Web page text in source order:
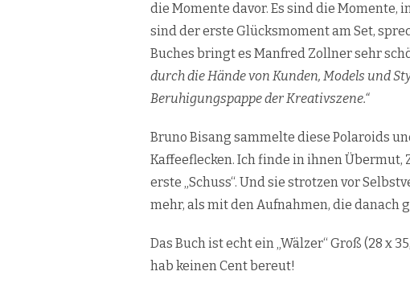
die Momente davor. Es sind die Momente,
sind der erste Glücksmoment am Set,
Buches bringt es Manfred Zollner sehr
durch die Hände von Kunden, Models und
Beruhigungspappe der Kreativszene.“
Bruno Bisang sammelte diese Polaroids
Kaffeeflecken. Ich finde in ihnen Übermut,
erste „Schuss“. Und sie strotzen vor
mehr, als mit den Aufnahmen, die danach
Das Buch ist echt ein „Wälzer“ Groß (28 x
hab keinen Cent bereut!